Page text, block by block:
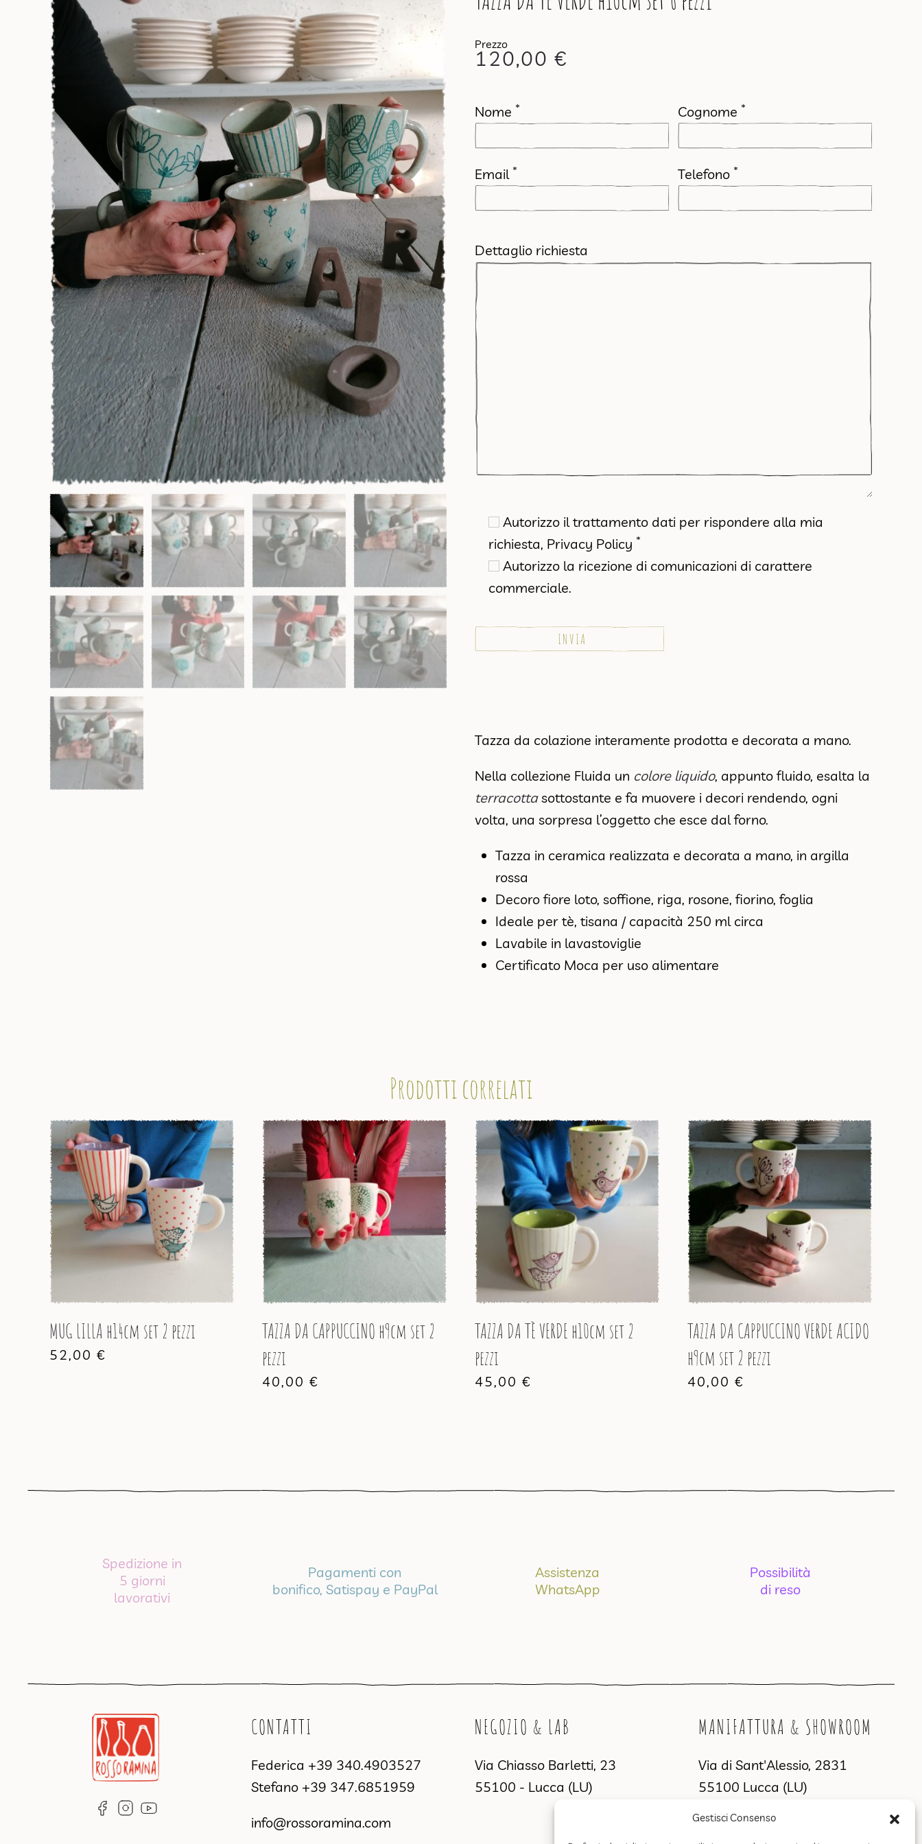
Gestisci Consenso
120,00 €
Nome * Cognome *
Email * Telefono *
Dettaglio richiesta
Autorizzo il trattamento dati per rispondere alla mia
richiesta, Privacy Policy *
Autorizzo la ricezione di comunicazioni di carattere
commerciale.
Tazza da colazione interamente prodotta e decorata a mano.
Nella collezione Fluida un colore liquido, appunto fluido, esalta la
terracottasottostante e fa muovere i decori rendendo, ogni
volta, una sorpresa l’oggetto che esce dal forno.
Tazza in ceramica realizzata e decorata a mano, in argilla
rossa
Decoro fiore loto, soffione, riga, rosone, fiorino, foglia
Ideale per tè, tisana / capacità 250 ml circa
Lavabile in lavastoviglie
Certificato Moca per uso alimentare
Prodotti correlati
MUG LILLA h14cm set 2 pezzi
52,00 €
TAZZA DA CAPPUCCINO h9cm set 2
pezzi
40,00 €
TAZZA DA TÈ VERDE h10cm set 2
pezzi
45,00 €
TAZZA DA CAPPUCCINO VERDE ACIDO
h9cm set 2 pezzi
40,00 €
Spedizione in
5 giorni
lavorativi
Pagamenti con
bonifico, Satispay e PayPal
Assistenza
WhatsApp
Possibilità
di reso
CONTATTI
Federica +39 340.4903527
Stefano +39 347.6851959
info@rossoramina.com
NEGOZIO & LAB
Via Chiasso Barletti, 23
55100 - Lucca (LU)
MANIFATTURA & SHOWROOM
Via di Sant'Alessio, 2831
55100 Lucca (LU)